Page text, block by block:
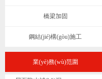
橋梁加固
鋼結(jié)構(gòu)施工
業(yè)務(wù)范圍